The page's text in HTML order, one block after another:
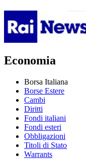
Economia
Borsa Italiana
Borse Estere
Cambi
Diritti
Fondi italiani
Fondi esteri
Obbligazioni
Titoli di Stato
Warrants